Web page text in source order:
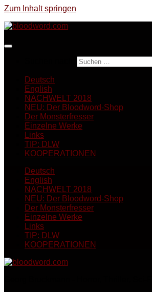
Zum Inhalt springen
Deutsch
English
NACHWELT 2018
NEU: Der Bloodword-Shop
Der Monsterfresser
Einzelne Werke
Links
TIP: DLW
KOOPERATIONEN
Deutsch
English
NACHWELT 2018
NEU: Der Bloodword-Shop
Der Monsterfresser
Einzelne Werke
Links
TIP: DLW
KOOPERATIONEN